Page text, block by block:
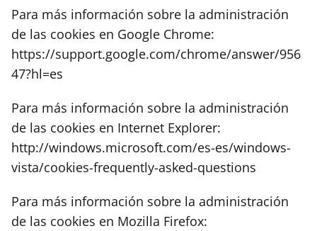
Para más información sobre la administración
de las cookies en Google Chrome:
https://support.google.com/chrome/answer/956
47?hl=es
Para más información sobre la administración
de las cookies en Internet Explorer:
http://windows.microsoft.com/es-es/windows-
vista/cookies-frequently-asked-questions
Para más información sobre la administración
de las cookies en Mozilla Firefox: